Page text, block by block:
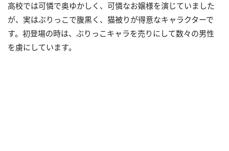
高校では可憐で奥ゆかしく、可憐なお嬢様を演じていました
が、実はぶりっこで腹黒く、猫被りが得意なキャラクターで
す。初登場の時は、ぶりっこキャラを売りにして数々の男性
を虜にしています。